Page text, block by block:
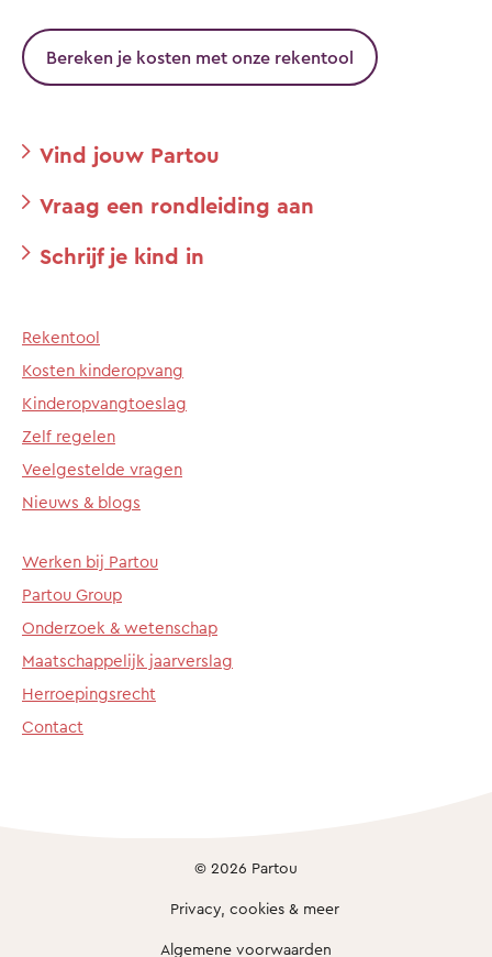
Bereken je kosten met onze rekentool
Vind jouw Partou
Vraag een rondleiding aan
Schrijf je kind in
Rekentool
Kosten kinderopvang
Kinderopvangtoeslag
Zelf regelen
Veelgestelde vragen
Nieuws & blogs
Werken bij Partou
Partou Group
Onderzoek & wetenschap
Maatschappelijk jaarverslag
Herroepingsrecht
Contact
© 2026 Partou
Privacy, cookies & meer
Algemene voorwaarden